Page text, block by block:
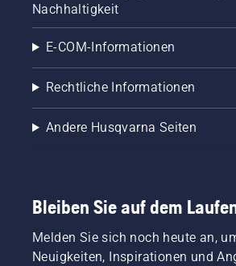
Nachhaltigkeit
E-COM-Informationen
Rechtliche Informationen
Andere Husqvarna Seiten
Bleiben Sie auf dem
Melden Sie sich noch heute an,
Neuigkeiten, Inspirationen und